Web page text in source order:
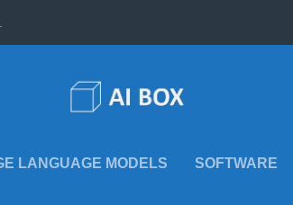
LANGUAGE MODELS SOFTWARE